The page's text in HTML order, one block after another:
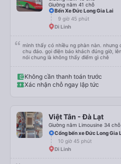
Giường nằm 41 chỗ
Bến Xe Đức Long Gia Lai
9 giờ 45 phút
Di Linh
mình thấy có nhiều ng phàn nàn. nhưng
chu đáo. gọi điện báo khách đúng giờ,
nói chung là không thấy điểm gì chê
Không cần thanh toán trước
Xác nhận chỗ ngay lập tức
Việt Tân - Đà Lạt
Giường nằm Limousine 34 chỗ
Cổng bến xe Đức Long Gia
10 giờ 45 phút
Di Linh